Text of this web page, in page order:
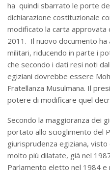
ha quindi sbarrato le porte
dichiarazione costituzionale
modificato la carta approvata
2011. Il nuovo documento
militari, riducendo in parte i
che secondo i dati resi noti
egiziani dovrebbe essere
Fratellanza Musulmana. Il
potere di modificare quel
Secondo la maggioranza dei
portato allo scioglimento del
giurisprudenza egiziana,
molto più dilatate, già nel
Parlamento eletto nel 1984 e